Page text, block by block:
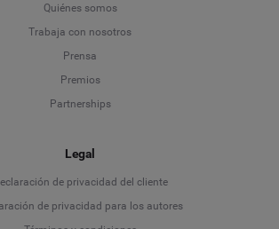
Quiénes somos
Trabaja con nosotros
Prensa
Premios
Partnerships
Legal
de privacidad del cliente
de privacidad para los autores
Language